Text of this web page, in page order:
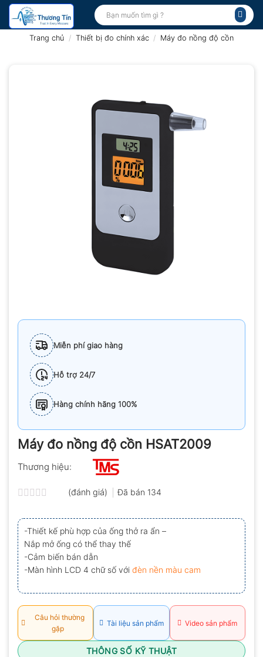
Bỏ
qua
Tìm
kiếm:
Trang chủ / Thiết bị đo chính xác / Máy đo nồng độ cồn
Miễn phí giao hàng
Hỗ trợ 24/7
Hàng chính hãng 100%
Máy đo nồng độ cồn HSAT2009
Thương hiệu:
xếp
hạng
0.0
5
sao
(đánh giá) Đã bán 134
-Thiết kế phù hợp của ống thở ra ẩn –
Nắp mở ống có thể thay thế
-Cảm biến bán dẫn
-Màn hình LCD 4 chữ số với đèn nền màu cam
Câu hỏi thường
gặp
Tài liệu sản phẩm Video sản phẩm
THÔNG SỐ KỸ THUẬT